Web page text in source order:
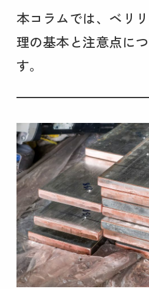
本コラムでは、ベリ
理の基本と注意点に
す。